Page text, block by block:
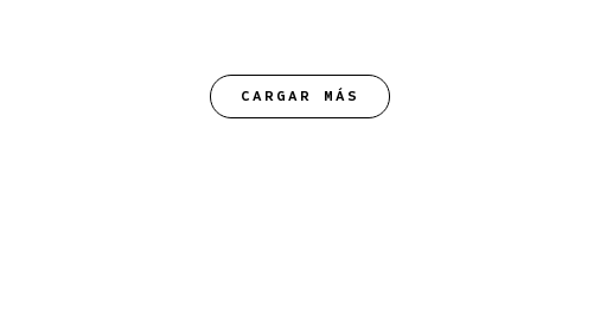
CARGAR MÁS